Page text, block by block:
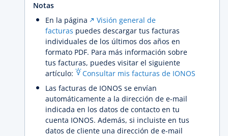
Notas
En la página
Visión general de
facturas puedes descargar tus facturas
individuales de los últimos dos años en
formato PDF. Para más información sobre
tus facturas, puedes visitar el siguiente
artículo:
Consultar mis facturas de IONOS
Las facturas de IONOS se envían
automáticamente a la dirección de e-mail
indicada en los datos de contacto en tu
cuenta IONOS. Además, si incluiste en tus
datos de cliente una dirección de e-mail